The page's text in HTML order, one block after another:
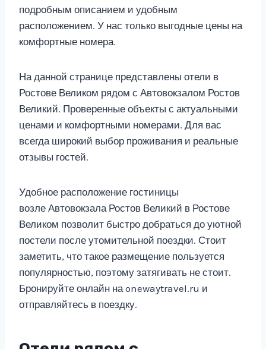
подробным описанием и удобным
расположением. У нас только выгодные цены на
комфортные номера.
На данной странице представлены отели в
Ростове Великом рядом с Автовокзалом Ростов
Великий. Проверенные объекты с актуальными
ценами и комфортными номерами. Для вас
всегда широкий выбор проживания и реальные
отзывы гостей.
Удобное расположение гостиницы
возле Автовокзала Ростов Великий в Ростове
Великом позволит быстро добраться до уютной
постели после утомительной поездки. Стоит
заметить, что такое размещение пользуется
популярностью, поэтому затягивать не стоит.
Бронируйте онлайн на onewaytravel.ru и
отправляйтесь в поездку.